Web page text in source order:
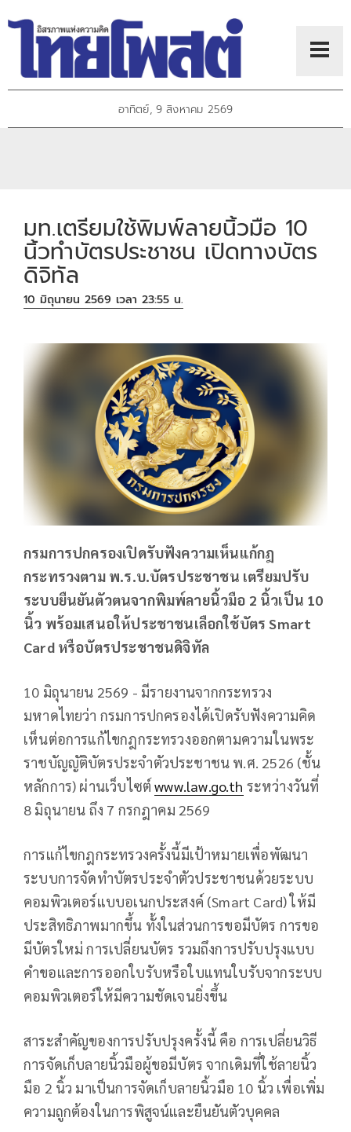
อาทิตย์, 9 สิงหาคม 2569
มท.เตรียมใช้พิมพ์ลายนิ้วมือ 10
นิ้วทำบัตรประชาชน เปิดทางบัตร
ดิจิทัล
10 มิถุนายน 2569 เวลา 23:55 น.
กรมการปกครองเปิดรับฟังความเห็นแก้กฎ
กระทรวงตาม พ.ร.บ.บัตรประชาชน เตรียมปรับ
ระบบยืนยันตัวตนจากพิมพ์ลายนิ้วมือ 2 นิ้วเป็น 10
นิ้ว พร้อมเสนอให้ประชาชนเลือกใช้บัตร Smart
Card หรือบัตรประชาชนดิจิทัล
10 มิถุนายน 2569 - มีรายงานจากกระทรวง
มหาดไทยว่า กรมการปกครองได้เปิดรับฟังความคิด
เห็นต่อการแก้ไขกฎกระทรวงออกตามความในพระ
ราชบัญญัติบัตรประจำตัวประชาชน พ.ศ. 2526 (ชั้น
หลักการ) ผ่านเว็บไซต์www.law.go.th ระหว่างวันที่
8 มิถุนายน ถึง 7 กรกฎาคม 2569
การแก้ไขกฎกระทรวงครั้งนี้มีเป้าหมายเพื่อพัฒนา
ระบบการจัดทำบัตรประจำตัวประชาชนด้วยระบบ
คอมพิวเตอร์แบบอเนกประสงค์ (Smart Card) ให้มี
ประสิทธิภาพมากขึ้น ทั้งในส่วนการขอมีบัตร การขอ
มีบัตรใหม่ การเปลี่ยนบัตร รวมถึงการปรับปรุงแบบ
คำขอและการออกใบรับหรือใบแทนใบรับจากระบบ
คอมพิวเตอร์ให้มีความชัดเจนยิ่งขึ้น
สาระสำคัญของการปรับปรุงครั้งนี้ คือ การเปลี่ยนวิธี
การจัดเก็บลายนิ้วมือผู้ขอมีบัตร จากเดิมที่ใช้ลายนิ้ว
มือ 2 นิ้ว มาเป็นการจัดเก็บลายนิ้วมือ 10 นิ้ว เพื่อเพิ่ม
ความถูกต้องในการพิสูจน์และยืนยันตัวบุคคล